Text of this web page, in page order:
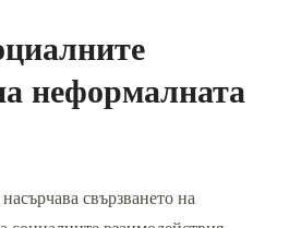
неформалната
свързването на